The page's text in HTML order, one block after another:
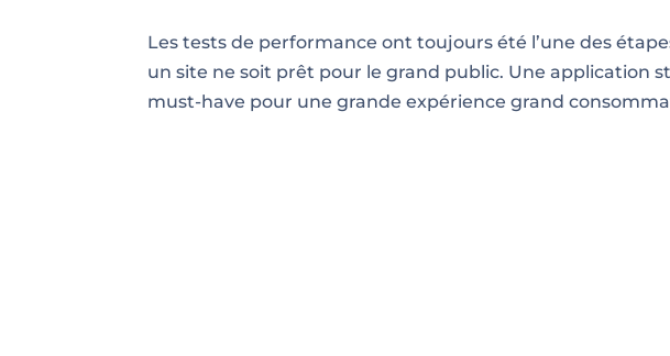
Les tests de performance ont toujours été l’une des
un site ne soit prêt pour le grand public. Une application
must-have pour une grande expérience grand